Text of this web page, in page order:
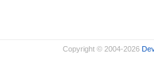
Copyright © 2004-2026